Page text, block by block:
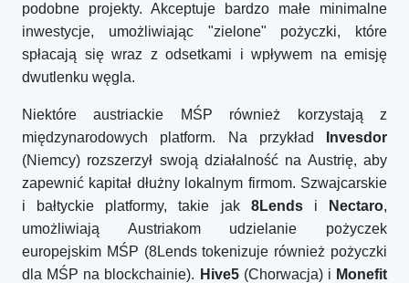
podobne projekty. Akceptuje bardzo małe minimalne
inwestycje, umożliwiając "zielone" pożyczki, które
spłacają się wraz z odsetkami i wpływem na emisję
dwutlenku węgla.
Niektóre austriackie MŚP również korzystają z
międzynarodowych platform. Na przykład
Invesdor
(Niemcy) rozszerzył swoją działalność na Austrię, aby
zapewnić kapitał dłużny lokalnym firmom. Szwajcarskie
i bałtyckie platformy, takie jak 8Lendsi Nectaro,
umożliwiają Austriakom udzielanie pożyczek
europejskim MŚP (8Lends tokenizuje również pożyczki
dla MŚP na blockchainie). Hive5(Chorwacja) i Monefit